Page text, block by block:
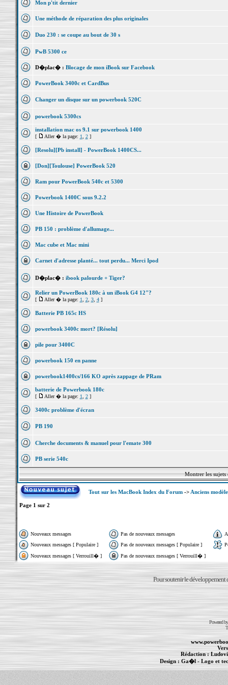
Mon p'tit dernier
Une méthode de réparation des plus originales
Duo 230 : se coupe au bout de 30 s
PwB 5300 ce
D�plac� : Blocage de mon iBook sur Facebook
PowerBook 3400c et CardBus
Changer un disque sur un powerbook 520C
powerbook 5300cs
installation mac os 9.1 sur powerbook 1400
[ Aller � la page: 1 2]
[Resolu][Pb install] - PowerBook 1400CS...
[Don][Toulouse] PowerBook 520
Ram pour PowerBook 540c et 5300
Powerbook 1400C sous 9.2.2
Une Histoire de PowerBook
PB 150 : problème d'allumage...
Mac cube et Mac mini
Carnet d'adresse planté... tout perdu... Merci Ipod
D�plac� : ibook palourde + Tiger?
Relier un PowerBook 180c à un iBook G4 12"?
[ Aller � la page: 1 2, 3, 4]
Batterie PB 165c HS
powerbook 3400c mort? [Résolu]
pile pour 3400C
powerbook 150 en panne
powerbook1400cs/166 KO après zappage de PRam
batterie de Powerbook 180c
[ Aller � la page: 1 2]
3400c problème d'écran
PB 190
Cherche documents & manuel pour l'emate 300
PB serie 540c
Montrer les
Tout sur les MacBook Index du Forum-> Anciens
Page 1 sur 2
Nouveaux messages Pas de nouveaux messages
Nouveaux messages [ Populaire ]
Pas de nouveaux messages [ Populaire ]
Nouveaux messages [ Verrouill� ]
Pas de nouveaux messages [ Verrouill� ]
Pour soutenir le développement
Powered
Rédaction :
Design :Ga�l- Logo et
Informations : PowerBook - MacBook Pro